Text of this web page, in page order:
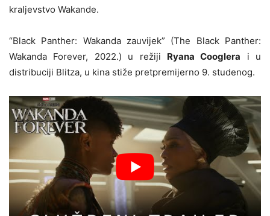
kraljevstvo Wakande.
“Black Panther: Wakanda zauvijek” (The Black Panther:
Wakanda Forever, 2022.) u režiji Ryana Cooglera i u
distribuciji Blitza, u kina stiže pretpremijerno 9. studenog.